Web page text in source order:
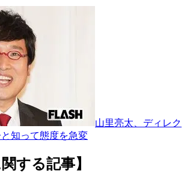
山里亮太、ディレク
知って態度を急変
する記事】